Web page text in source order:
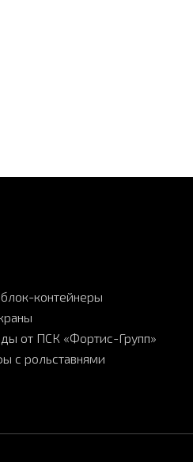
контейнеры
от ПСК «Фортис-Групп»
с рольставнями